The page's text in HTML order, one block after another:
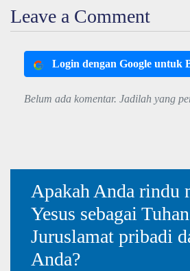
Leave a Comment
Login dengan Google untuk
Belum ada komentar. Jadilah yang
Apakah Anda rindu
Yesus sebagai
Juruslamat pribadi
Anda?